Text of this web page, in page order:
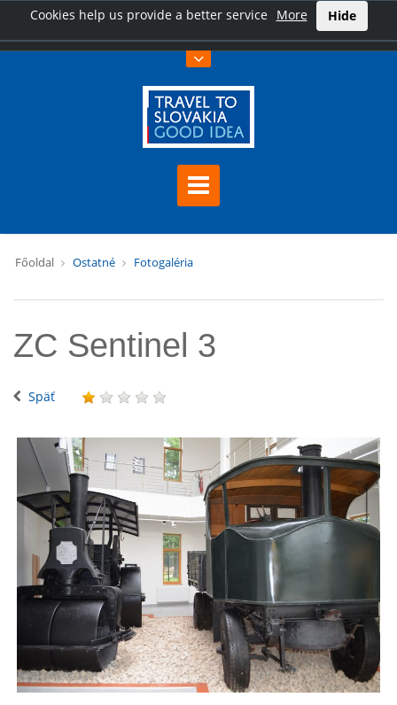
Cookies help us provide a better service More Hide
Főoldal Ostatné Fotogaléria
ZC Sentinel 3
Späť